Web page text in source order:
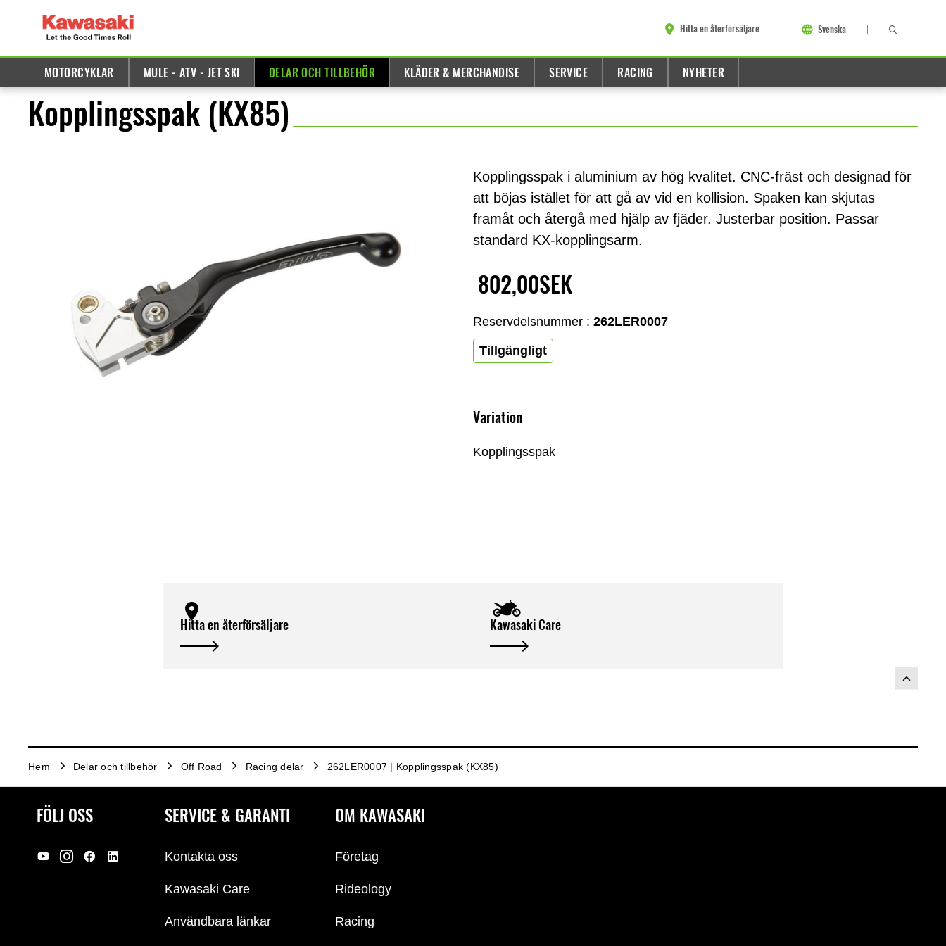
Hitta en återförsäljare Svenska
MOTORCYKLAR MULE - ATV - JET SKI DELAR OCH TILLBEHÖR KLÄDER & MERCHANDISE SERVICE RACING NYHETER
Kopplingsspak (KX85)
Kopplingsspak i aluminium av hög kvalitet. CNC-fräst och designad för
att böjas istället för att gå av vid en kollision. Spaken kan skjutas
framåt och återgå med hjälp av fjäder. Justerbar position. Passar
standard KX-kopplingsarm.
802,00SEK
Reservdelsnummer : 262LER0007
Tillgängligt
Variation
Kopplingsspak
Hitta en återförsäljare Kawasaki Care
Hem Delar och tillbehör Off Road Racing delar 262LER0007 | Kopplingsspak (KX85)
FÖLJ OSS SERVICE & GARANTI
Kontakta oss
Kawasaki Care
Användbara länkar
OM KAWASAKI
Företag
Rideology
Racing